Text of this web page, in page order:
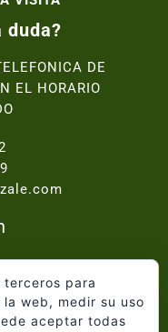
duda?
DE
EL HORARIO
30640 Abanilla
para
web, medir su uso
aceptar todas